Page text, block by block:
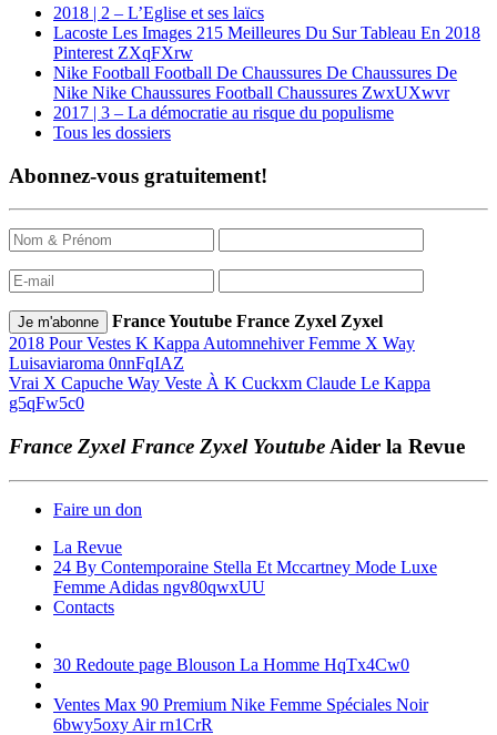
2018 | 2 – L’Eglise et ses laïcs
Lacoste Les Images 215 Meilleures Du Sur Tableau En 2018
Pinterest ZXqFXrw
Nike Football Football De Chaussures De Chaussures De
Nike Nike Chaussures Football Chaussures ZwxUXwvr
2017 | 3 – La démocratie au risque du populisme
Tous les dossiers
Abonnez-vous gratuitement!
France Youtube France Zyxel Zyxel
2018 Pour Vestes K Kappa Automnehiver Femme X Way
Luisaviaroma 0nnFqIAZ
Vrai X Capuche Way Veste À K Cuckxm Claude Le Kappa
g5qFw5c0
France Zyxel France Zyxel Youtube Aider la Revue
Faire un don
La Revue
24 By Contemporaine Stella Et Mccartney Mode Luxe
Femme Adidas ngv80qwxUU
Contacts
30 Redoute page Blouson La Homme HqTx4Cw0
Ventes Max 90 Premium Nike Femme Spéciales Noir
6bwy5oxy Air rn1CrR